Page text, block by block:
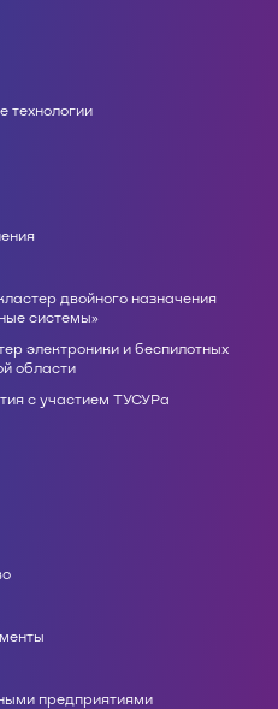
технологии
двойного назначения
системы»
электроники и беспилотных
области
с участием ТУСУРа
предприятиями